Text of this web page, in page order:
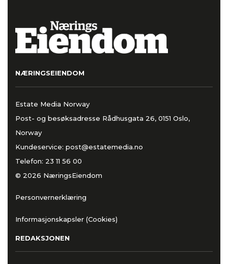
NÆRINGSEIENDOM
Estate Media Norway
Post- og besøksadresse Rådhusgata 26, 0151 Oslo,
Norway
Kundeservice: post@estatemedia.no
Telefon: 23 11 56 00
© 2026 NæringsEiendom
Personvernerklæring
Informasjonskapsler (Cookies)
REDAKSJONEN